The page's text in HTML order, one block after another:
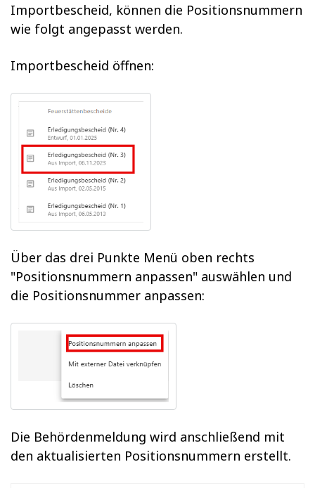
Importbescheid, können die Positionsnummern
wie folgt angepasst werden.
Importbescheid öffnen:
Über das drei Punkte Menü oben rechts
"Positionsnummern anpassen" auswählen und
die Positionsnummer anpassen:
Die Behördenmeldung wird anschließend mit
den aktualisierten Positionsnummern erstellt.